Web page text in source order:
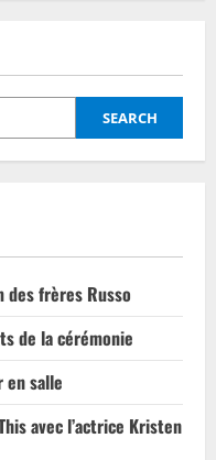
SEARCH
des frères Russo
de la cérémonie
en salle
avec l’actrice Kristen